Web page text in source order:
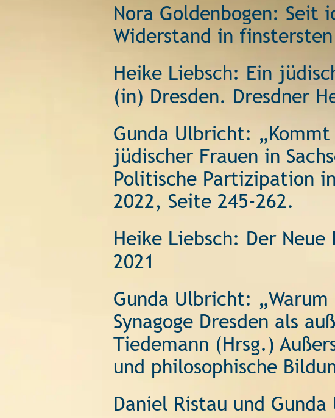
Nora Goldenbogen: Seit
Widerstand in
Heike Liebsch: Ein
(in) Dresden. Dresdner
Gunda Ulbricht:
jüdischer Frauen in
Politische Partizipation
2022, Seite 245-262.
Heike Liebsch: Der
2021
Gunda Ulbricht: „Warum
Synagoge Dresden als
Tiedemann (Hrsg.)
und philosophische
Daniel Ristau und